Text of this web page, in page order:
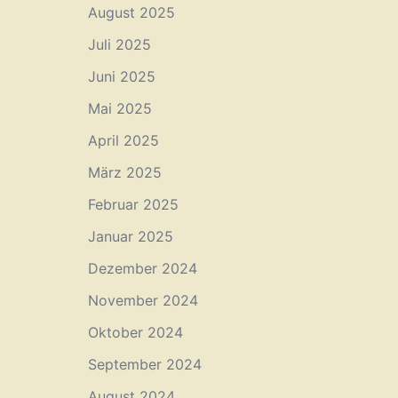
August 2025
Juli 2025
Juni 2025
Mai 2025
April 2025
März 2025
Februar 2025
Januar 2025
Dezember 2024
November 2024
Oktober 2024
September 2024